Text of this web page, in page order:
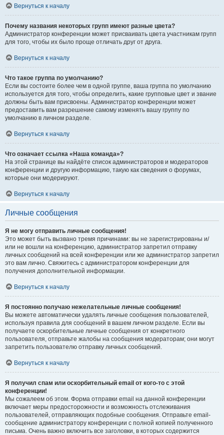
Вернуться к началу
Почему названия некоторых групп имеют разные цвета?
Администратор конференции может присваивать цвета участникам групп
для того, чтобы их было проще отличать друг от друга.
Вернуться к началу
Что такое группа по умолчанию?
Если вы состоите более чем в одной группе, ваша группа по умолчанию
используется для того, чтобы определить, какие групповые цвет и звание
должны быть вам присвоены. Администратор конференции может
предоставить вам разрешение самому изменять вашу группу по
умолчанию в личном разделе.
Вернуться к началу
Что означает ссылка «Наша команда»?
На этой странице вы найдёте список администраторов и модераторов
конференции и другую информацию, такую как сведения о форумах,
которые они модерируют.
Вернуться к началу
Личные сообщения
Я не могу отправить личные сообщения!
Это может быть вызвано тремя причинами: вы не зарегистрированы и/
или не вошли на конференцию, администратор запретил отправку
личных сообщений на всей конференции или же администратор запретил
это вам лично. Свяжитесь с администратором конференции для
получения дополнительной информации.
Вернуться к началу
Я постоянно получаю нежелательные личные сообщения!
Вы можете автоматически удалять личные сообщения пользователей,
используя правила для сообщений в вашем личном разделе. Если вы
получаете оскорбительные личные сообщения от конкретного
пользователя, отправьте жалобы на сообщения модераторам; они могут
запретить пользователю отправку личных сообщений.
Вернуться к началу
Я получил спам или оскорбительный email от кого-то с этой
конференции!
Мы сожалеем об этом. Форма отправки email на данной конференции
включает меры предосторожности и возможность отслеживания
пользователей, отправляющих подобные сообщения. Отправьте email-
сообщение администратору конференции с полной копией полученного
письма. Очень важно включить все заголовки, в которых содержится